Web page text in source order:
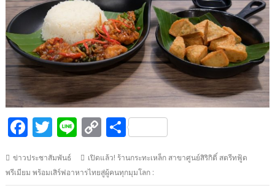
F
e
T
itt
Li
e
C
p
S
ar
ข่าวประชาสัมพันธ์
เปิดแล้ว! ร้านกระทะเหล็ก สาขาศูนย์สิริกิติ์ สตรีทฟู้ด
พรีเมียม พร้อมเสิร์ฟอาหารไทยสู่ผู้คนทุกมุมโลก :